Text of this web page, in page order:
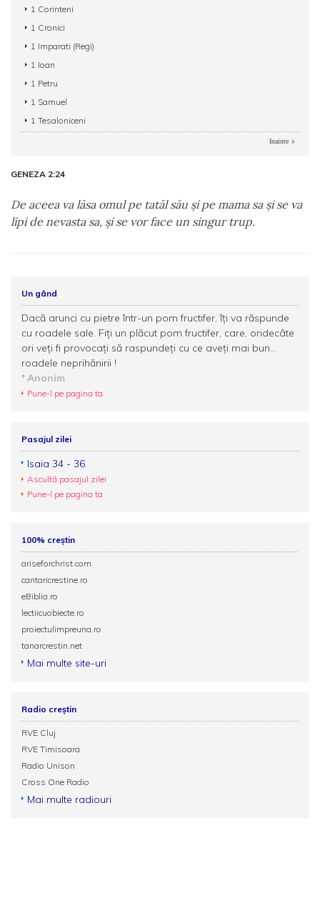
1 Corinteni
1 Cronici
1 Imparati (Regi)
1 Ioan
1 Petru
1 Samuel
1 Tesaloniceni
Inainte
GENEZA 2:24
De aceea va lăsa omul pe tatăl său şi pe mama sa şi se va
lipi de nevasta sa, şi se vor face un singur trup.
Un gând
Dacă arunci cu pietre într-un pom fructifer, îţi va răspunde
cu roadele sale. Fiţi un plăcut pom fructifer, care, oridecâte
ori veţi fi provocaţi să raspundeţi cu ce aveţi mai bun...
roadele neprihănirii !
Anonim
Pune-l pe pagina ta
Pasajul zilei
Isaia 34 - 36
Ascultă pasajul zilei
Pune-l pe pagina ta
100% creștin
ariseforchrist.com
cantaricrestine.ro
eBiblia.ro
lectiicuobiecte.ro
proiectulimpreuna.ro
tanarcrestin.net
Mai multe site-uri
Radio creștin
RVE Cluj
RVE Timisoara
Radio Unison
Cross One Radio
Mai multe radiouri